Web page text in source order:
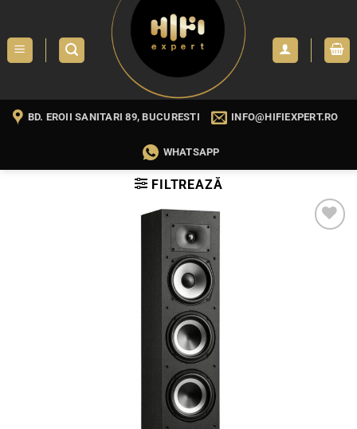
content
BD. EROII SANITARI 89, BUCURESTI INFO@HIFIEXPERT.RO
WHATSAPP
FILTREAZĂ